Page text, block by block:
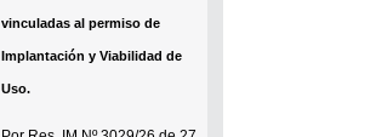
vinculadas al permiso de
Implantación y Viabilidad de
Uso.